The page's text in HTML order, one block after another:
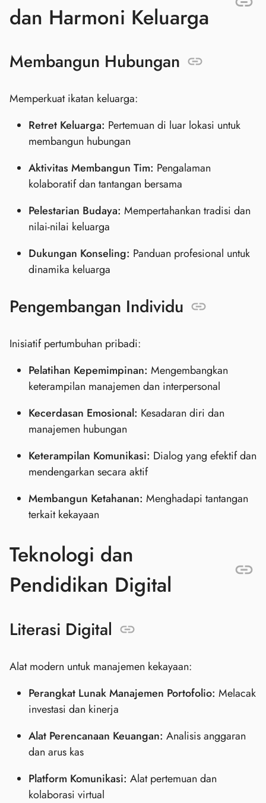
dan Harmoni Keluarga
Membangun Hubungan
Memperkuat ikatan keluarga:
Retret Keluarga: Pertemuan di luar lokasi untuk
membangun hubungan
Aktivitas Membangun Tim: Pengalaman
kolaboratif dan tantangan bersama
Pelestarian Budaya: Mempertahankan tradisi dan
nilai-nilai keluarga
Dukungan Konseling: Panduan profesional untuk
dinamika keluarga
Pengembangan Individu
Inisiatif pertumbuhan pribadi:
Pelatihan Kepemimpinan: Mengembangkan
keterampilan manajemen dan interpersonal
Kecerdasan Emosional: Kesadaran diri dan
manajemen hubungan
Keterampilan Komunikasi: Dialog yang efektif dan
mendengarkan secara aktif
Membangun Ketahanan: Menghadapi tantangan
terkait kekayaan
Teknologi dan
Pendidikan Digital
Literasi Digital
Alat modern untuk manajemen kekayaan:
Perangkat Lunak Manajemen Portofolio: Melacak
investasi dan kinerja
Alat Perencanaan Keuangan: Analisis anggaran
dan arus kas
Platform Komunikasi: Alat pertemuan dan
kolaborasi virtual